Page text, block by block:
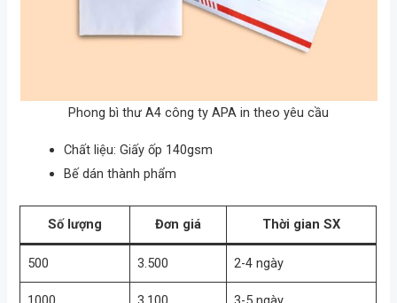
Phong bì thư A4 công ty APA in theo yêu cầu
Chất liệu: Giấy ốp 140gsm
Bế dán thành phẩm
Số lượng Đơn giá Thời gian SX
500 3.500 2-4 ngày